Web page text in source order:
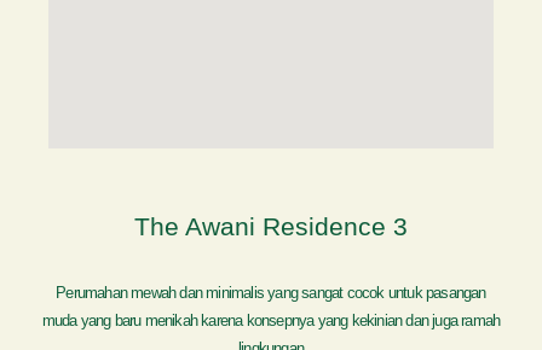
The Awani Residence 3
Perumahan mewah dan minimalis yang sangat cocok untuk pasangan
muda yang baru menikah karena konsepnya yang kekinian dan juga ramah